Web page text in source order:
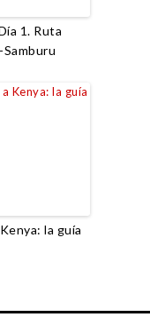
1. Ruta
la guía